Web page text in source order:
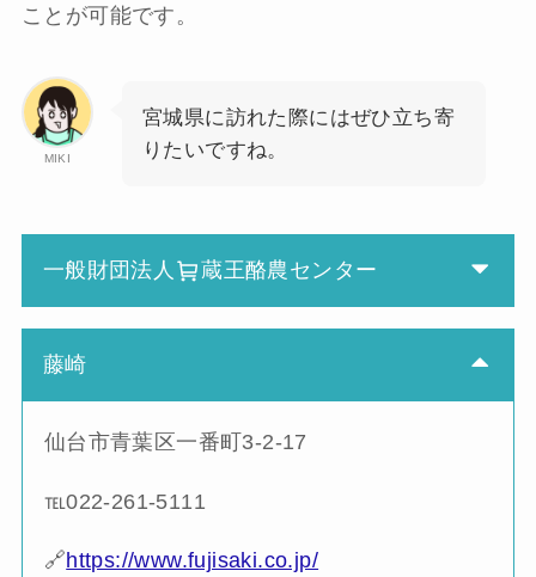
ことが可能です。
MIKI
宮城県に訪れた際にはぜひ立ち寄
りたいですね。
一般財団法人 蔵王酪農センター
藤崎
仙台市青葉区一番町3-2-17
℡022-261-5111
🔗https://www.fujisaki.co.jp/